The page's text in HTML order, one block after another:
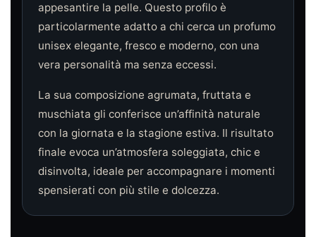
appesantire la pelle. Questo profilo è
particolarmente adatto a chi cerca un profumo
unisex elegante, fresco e moderno, con una
vera personalità ma senza eccessi.
La sua composizione agrumata, fruttata e
muschiata gli conferisce un’affinità naturale
con la giornata e la stagione estiva. Il risultato
finale evoca un’atmosfera soleggiata, chic e
disinvolta, ideale per accompagnare i momenti
spensierati con più stile e dolcezza.